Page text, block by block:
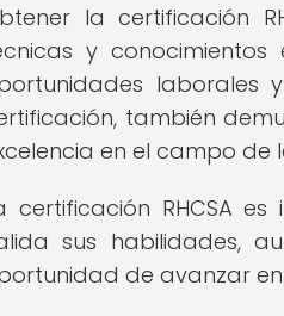
la certificación
y
laborales
también
en el campo de
certificación RHCSA
sus habilidades,
de avanzar en